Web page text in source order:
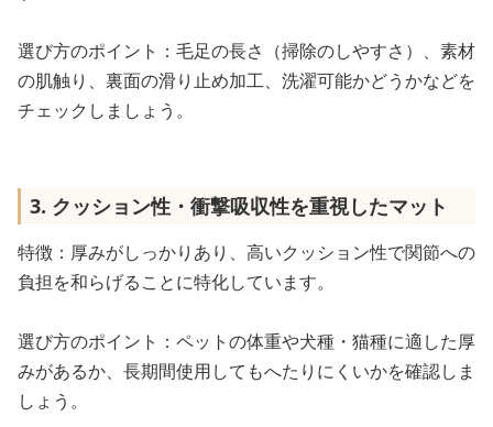
選び方のポイント：毛足の長さ（掃除のしやすさ）、素材
の肌触り、裏面の滑り止め加工、洗濯可能かどうかなどを
チェックしましょう。
3. クッション性・衝撃吸収性を重視したマット
特徴：厚みがしっかりあり、高いクッション性で関節への
負担を和らげることに特化しています。
選び方のポイント：ペットの体重や犬種・猫種に適した厚
みがあるか、長期間使用してもへたりにくいかを確認しま
しょう。